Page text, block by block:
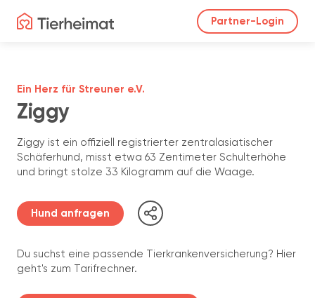
Partner-Login
Ziggy
Ein Herz für Streuner e.V.
Ziggy ist ein offiziell registrierter zentralasiatischer
Schäferhund, misst etwa 63 Zentimeter Schulterhöhe
und bringt stolze 33 Kilogramm auf die Waage.
Hund anfragen
Du suchst eine passende Tierkrankenversicherung? Hier
geht's zum Tarifrechner.